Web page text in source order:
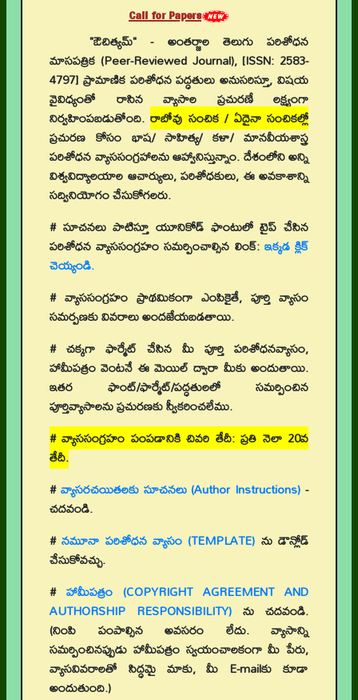
Call for Papers
"ఔచిత్యమ్" - అంతర్జాల తెలుగు పరిశోధన
మాసపత్రిక (Peer-Reviewed Journal), [ISSN: 2583-
4797] ప్రామాణిక పరిశోధన పద్ధతులు అనుసరిస్తూ, విషయ
వైవిధ్యంతో రాసిన వ్యాసాల ప్రచురణే లక్ష్యంగా
నిర్వహింపబడుతోంది.రాబోవు సంచిక / ఏదైనా సంచికల్లో
ప్రచురణ కోసం భాష/ సాహిత్య/ కళా/ మానవీయశాస్త్ర
పరిశోధన వ్యాససంగ్రహాలను ఆహ్వానిస్తున్నాం. దేశంలోని అన్ని
విశ్వవిద్యాలయాల ఆచార్యులు, పరిశోధకులు, ఈ అవకాశాన్ని
సద్వినియోగం చేసుకోగలరు.
# సూచనలు పాటిస్తూ యూనికోడ్ ఫాంటులో టైప్ చేసిన
పరిశోధన వ్యాససంగ్రహం సమర్పించాల్సిన లింక్: ఇక్కడ క్లిక్
చెయ్యండి.
# వ్యాససంగ్రహం ప్రాథమికంగా ఎంపికైతే, పూర్తి వ్యాసం
సమర్పణకు వివరాలు అందజేయబడతాయి.
# చక్కగా ఫార్మేట్ చేసిన మీ పూర్తి పరిశోధనవ్యాసం,
హామీపత్రం వెంటనే ఈ మెయిల్ ద్వారా మీకు అందుతాయి.
ఇతర ఫాంట్/ఫార్మేట్/పద్ధతులలో సమర్పించిన
పూర్తివ్యాసాలను ప్రచురణకు స్వీకరించలేము.
# వ్యాససంగ్రహం పంపడానికి చివరి తేదీ: ప్రతి నెలా 20వ
తేదీ.
#వ్యాసరచయితలకు సూచనలు (Author Instructions) -
చదవండి.
#నమూనా పరిశోధన వ్యాసం (TEMPLATE) ను డౌన్లోడ్
చేసుకోవచ్చు.
# హామీపత్రం (COPYRIGHT AGREEMENT AND
AUTHORSHIP RESPONSIBILITY) ను చదవండి.
(నింపి పంపాల్సిన అవసరం లేదు. వ్యాసాన్ని
సమర్పించినప్పుడు హామీపత్రం స్వయంచాలకంగా మీ పేరు,
వ్యాసవివరాలతో సిద్ధమై మాకు, మీ E-mailకు కూడా
అందుతుంది.)